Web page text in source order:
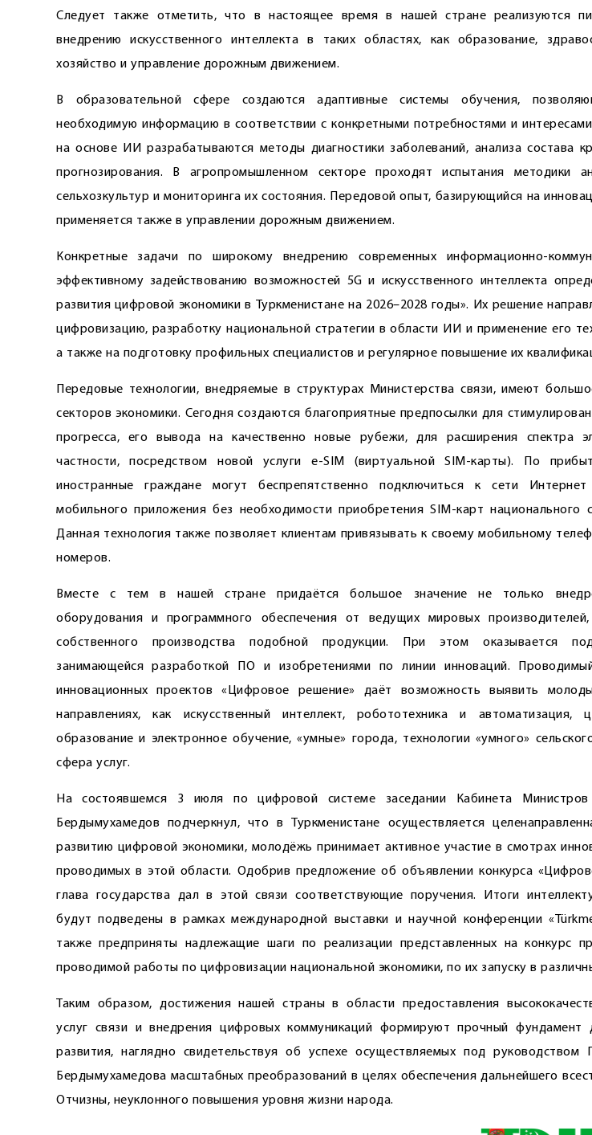
Следует также отметить, что в настоящее время в нашей стране реализуются
внедрению искусственного интеллекта в таких областях, как образование,
хозяйство и управление дорожным движением.
В образовательной сфере создаются адаптивные системы обучения,
необходимую информацию в соответствии с конкретными потребностями и
на основе ИИ разрабатываются методы диагностики заболеваний, анализа состава
прогнозирования. В агропромышленном секторе проходят испытания методики
сельхозкультур и мониторинга их состояния. Передовой опыт, базирующийся на
применяется также в управлении дорожным движением.
Конкретные задачи по широкому внед­рению современных информационно-
эффективному задействованию возможностей 5G и искусственного интеллекта
развития цифровой экономики в Туркменистане на 2026–2028 годы». Их решение
цифровизацию, разработку национальной стратегии в области ИИ и применение его
а также на подготовку профильных специалистов и регулярное повышение их
Передовые технологии, внедряемые в структурах Министерства связи, имеют
секторов экономики. Сегодня создаются благоприятные предпосылки для
прогресса, его вывода на качественно новые рубежи, для расширения спектра
частности, посредством новой услуги e-SIM (виртуальной SIM-карты). По
иностранные граждане могут беспрепятственно подключиться к сети
мобильного приложения без необходимости приобретения SIM-карт национального
Данная технология также позволяет клиентам привязывать к своему мобильному
номеров.
Вместе с тем в нашей стране придаётся большое значение не только
оборудования и программного обеспечения от ведущих мировых
собственного производства подобной продукции. При этом оказывается
занимающейся разработкой ПО и изобретениями по линии инноваций.
инновационных проектов «Цифровое решение» даёт возможность выявить
направлениях, как искусственный интеллект, робототехника и автоматизация,
образование и электронное ­обучение, «умные» города, технологии «умного»
сфера услуг.
На состоявшемся 3 июля по цифровой системе заседании Кабинета
Бердымухамедов подчеркнул, что в Туркменистане осуществ­ляется
развитию цифровой экономики, молодёжь принимает активное участие в смотрах
проводимых в этой области. Одобрив предложение об объявлении конкурса
глава государства дал в этой связи соответствующие поручения. Итоги
будут подведены в рамках международной выставки и научной конференции
также предприняты надлежащие шаги по реализации представленных на конкурс
проводимой работы по цифровизации национальной экономики, по их запуску в
Таким образом, достижения нашей страны в области предоставления
услуг связи и внедрения цифровых коммуникаций формируют прочный фундамент
развития, наглядно свидетельствуя об успехе осуществляемых под руководством
Бердымухамедова масштабных преобразований в целях обеспечения дальнейшего
Отчизны, неуклонного повышения уровня жизни народа.